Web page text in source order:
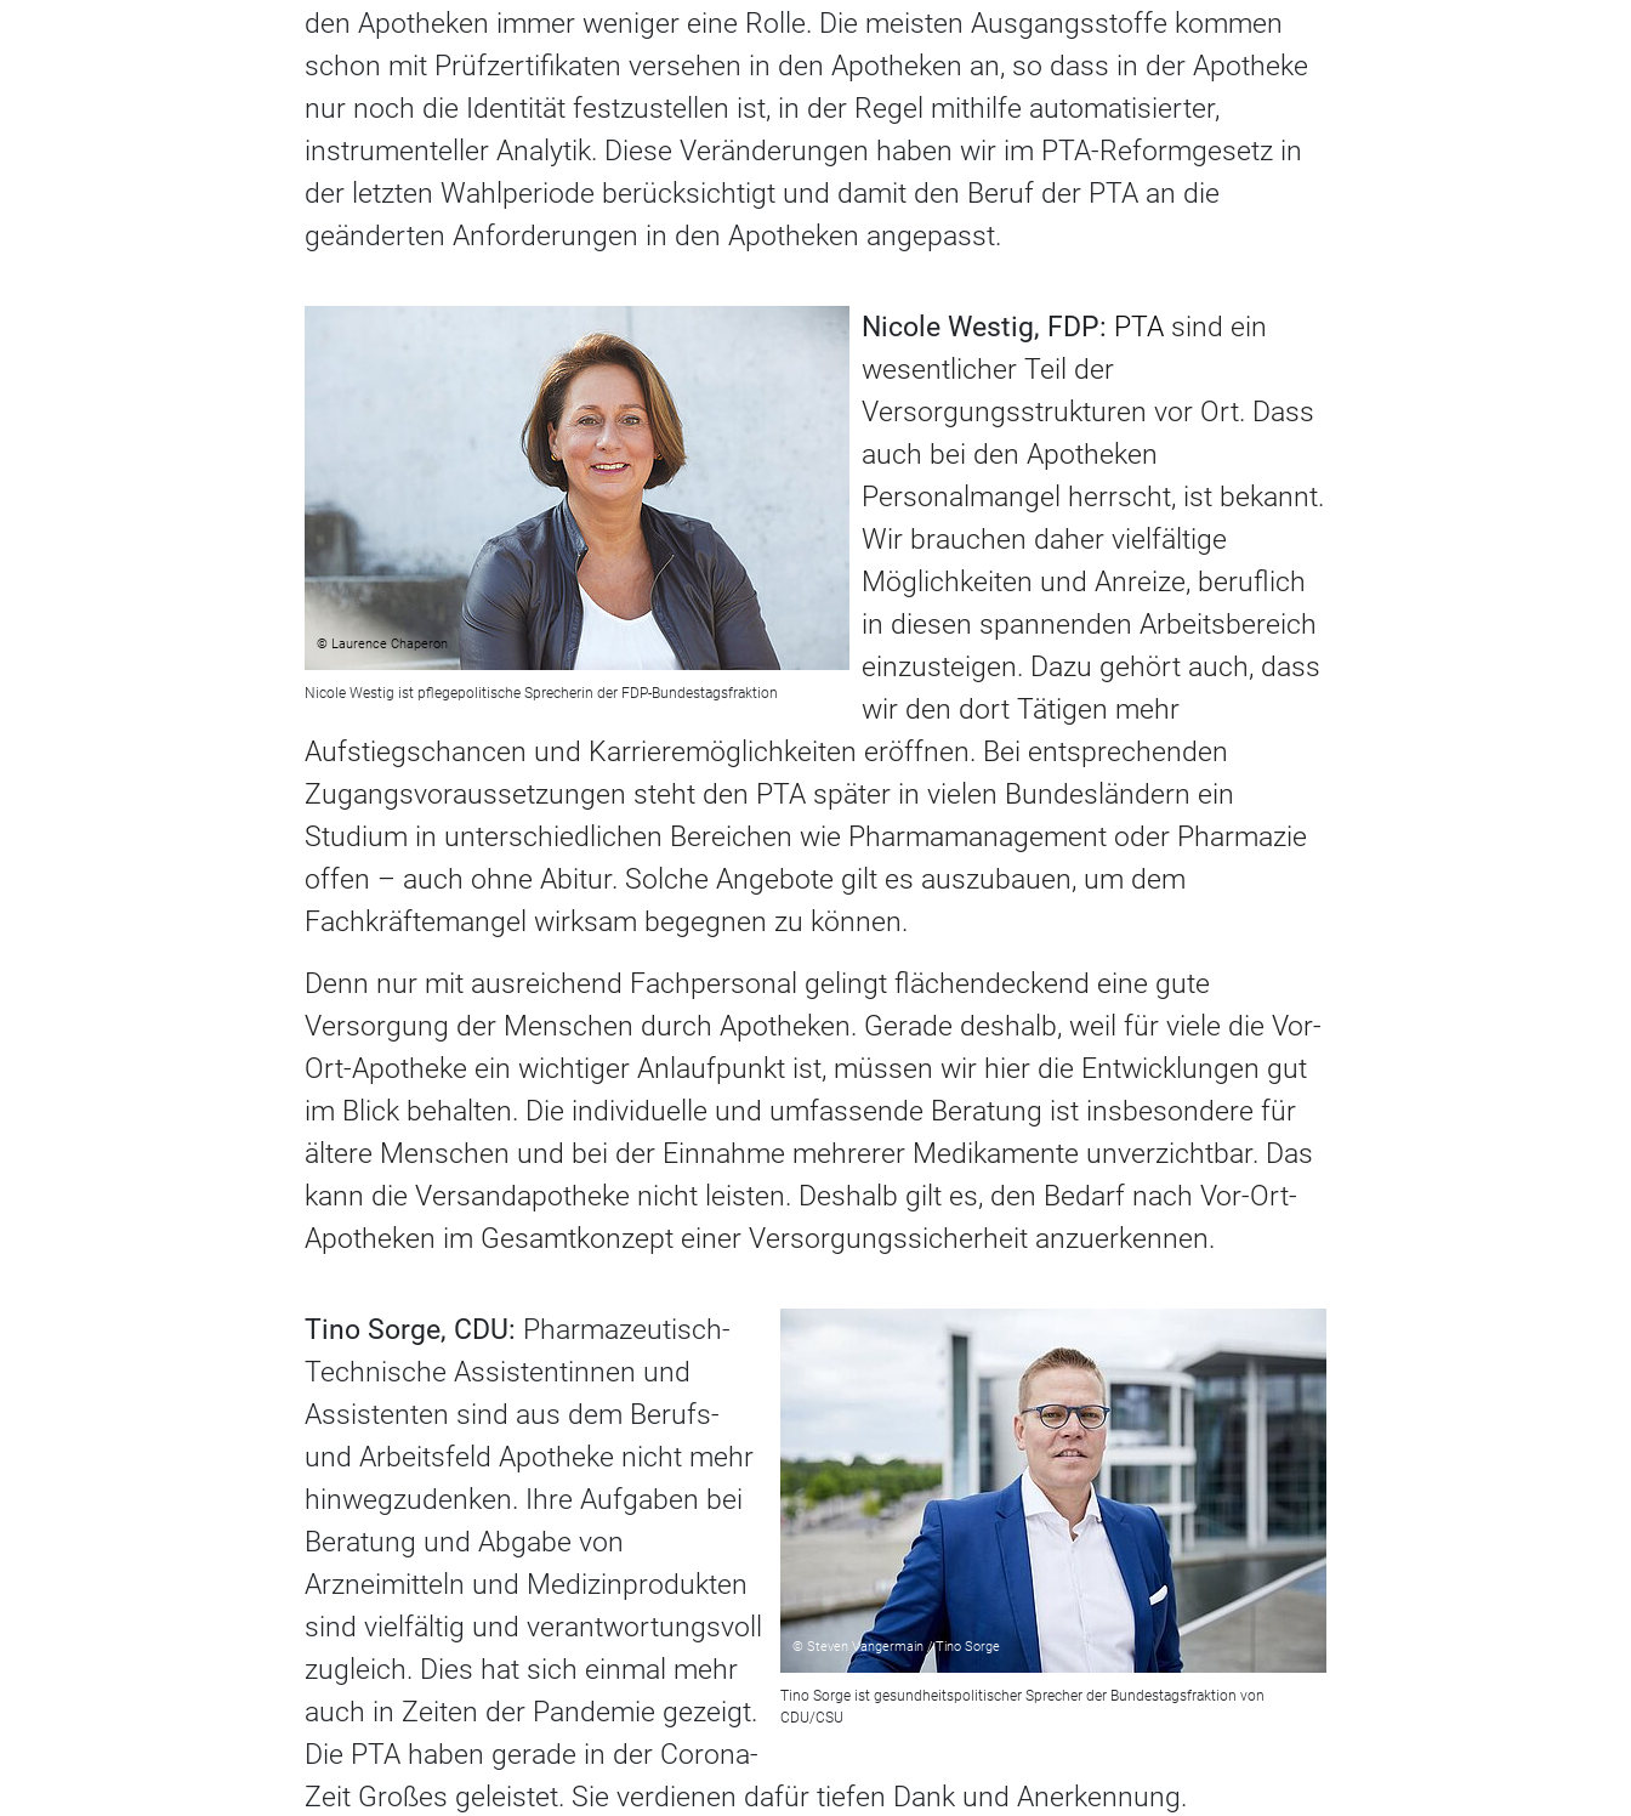
den Apotheken immer weniger eine Rolle. Die meisten Ausgangsstoffe kommen
schon mit Prüfzertifikaten versehen in den Apotheken an, so dass in der Apotheke
nur noch die Identität festzustellen ist, in der Regel mithilfe automatisierter,
instrumenteller Analytik. Diese Veränderungen haben wir im PTA-Reformgesetz in
der letzten Wahlperiode berücksichtigt und damit den Beruf der PTA an die
geänderten Anforderungen in den Apotheken angepasst.
© Laurence Chaperon
Nicole Westig ist pflegepolitische Sprecherin der FDP-Bundestagsfraktion
Nicole Westig, FDP: PTA sind ein
wesentlicher Teil der
Versorgungsstrukturen vor Ort. Dass
auch bei den Apotheken
Personalmangel herrscht, ist bekannt.
Wir brauchen daher vielfältige
Möglichkeiten und Anreize, beruflich
in diesen spannenden Arbeitsbereich
einzusteigen. Dazu gehört auch, dass
wir den dort Tätigen mehr
Aufstiegschancen und Karrieremöglichkeiten eröffnen. Bei entsprechenden
Zugangsvoraussetzungen steht den PTA später in vielen Bundesländern ein
Studium in unterschiedlichen Bereichen wie Pharmamanagement oder Pharmazie
offen – auch ohne Abitur. Solche Angebote gilt es auszubauen, um dem
Fachkräftemangel wirksam begegnen zu können.
Denn nur mit ausreichend Fachpersonal gelingt flächendeckend eine gute
Versorgung der Menschen durch Apotheken. Gerade deshalb, weil für viele die Vor-
Ort-Apotheke ein wichtiger Anlaufpunkt ist, müssen wir hier die Entwicklungen gut
im Blick behalten. Die individuelle und umfassende Beratung ist insbesondere für
ältere Menschen und bei der Einnahme mehrerer Medikamente unverzichtbar. Das
kann die Versandapotheke nicht leisten. Deshalb gilt es, den Bedarf nach Vor-Ort-
Apotheken im Gesamtkonzept einer Versorgungssicherheit anzuerkennen.
© Steven Vangermain / Tino Sorge
Tino Sorge ist gesundheitspolitischer Sprecher der Bundestagsfraktion von
CDU/CSU
Tino Sorge, CDU: Pharmazeutisch-
Technische Assistentinnen und
Assistenten sind aus dem Berufs-
und Arbeitsfeld Apotheke nicht mehr
hinwegzudenken. Ihre Aufgaben bei
Beratung und Abgabe von
Arzneimitteln und Medizinprodukten
sind vielfältig und verantwortungsvoll
zugleich. Dies hat sich einmal mehr
auch in Zeiten der Pandemie gezeigt.
Die PTA haben gerade in der Corona-
Zeit Großes geleistet. Sie verdienen dafür tiefen Dank und Anerkennung.